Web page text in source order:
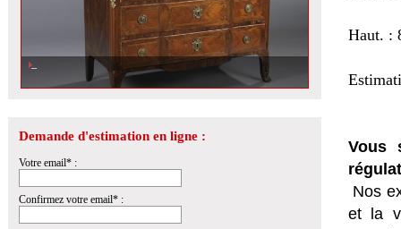
Demande d'estimation en ligne :
Votre email* :
Confirmez votre email* :
Haut. :
Vous
Nos
et la